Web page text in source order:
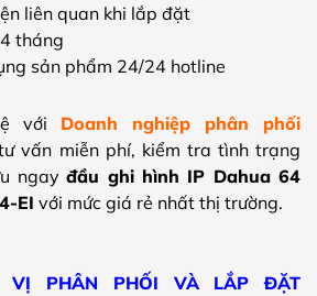
liên quan khi lắp đặt
tháng
sản phẩm 24/24 hotline
với Doanh nghiệp phân phối
vấn miễn phí, kiểm tra tình trạng
ngayđầu ghi hình IP Dahua 64
EI với mức giá rẻ nhất thị trường.
VỊ PHÂN PHỐI VÀ LẮP ĐẶT